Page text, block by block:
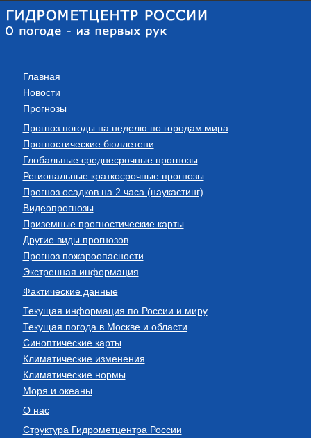
Главная
Новости
Прогнозы
Прогноз погоды на неделю по городам мира
Прогностические бюллетени
Глобальные среднесрочные прогнозы
Региональные краткосрочные прогнозы
Прогноз осадков на 2 часа (наукастинг)
Видеопрогнозы
Приземные прогностические карты
Другие виды прогнозов
Прогноз пожароопасности
Экстренная информация
Фактические данные
Текущая информация по России и миру
Текущая погода в Москве и области
Синоптические карты
Климатические изменения
Климатические нормы
Моря и океаны
О нас
Структура Гидрометцентра России